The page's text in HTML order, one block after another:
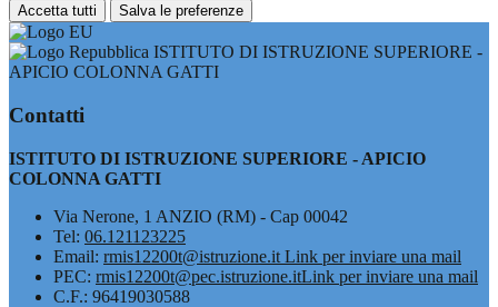
Accetta tutti Salva le preferenze
ISTITUTO DI ISTRUZIONE SUPERIORE -
APICIO COLONNA GATTI
Contatti
ISTITUTO DI ISTRUZIONE SUPERIORE - APICIO
COLONNA GATTI
Via Nerone, 1 ANZIO (RM) - Cap 00042
Tel: 06.121123225
Email: rmis12200t@istruzione.it Link per inviare una mail
PEC: rmis12200t@pec.istruzione.itLink per inviare una mail
C.F.: 96419030588